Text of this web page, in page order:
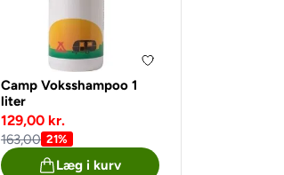
Camp Voksshampoo 1
liter
129,00 kr.
163,00 21%
Læg i kurv